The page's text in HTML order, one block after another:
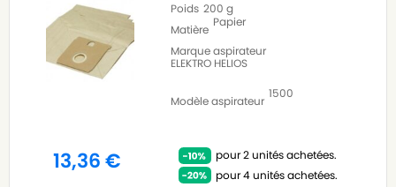
Poids 200 g
Matière
Papier
Marque aspirateur
ELEKTRO HELIOS
Modèle aspirateur
1500
13,36€
pour 2 unités achetées.
pour 4 unités achetées.